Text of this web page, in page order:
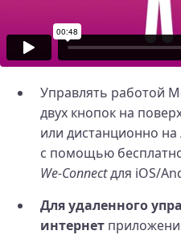
Управлять работой
двух кнопок на
или дистанционно
c помощью
We‑Connectдля iOS/
Для удаленного
интернет